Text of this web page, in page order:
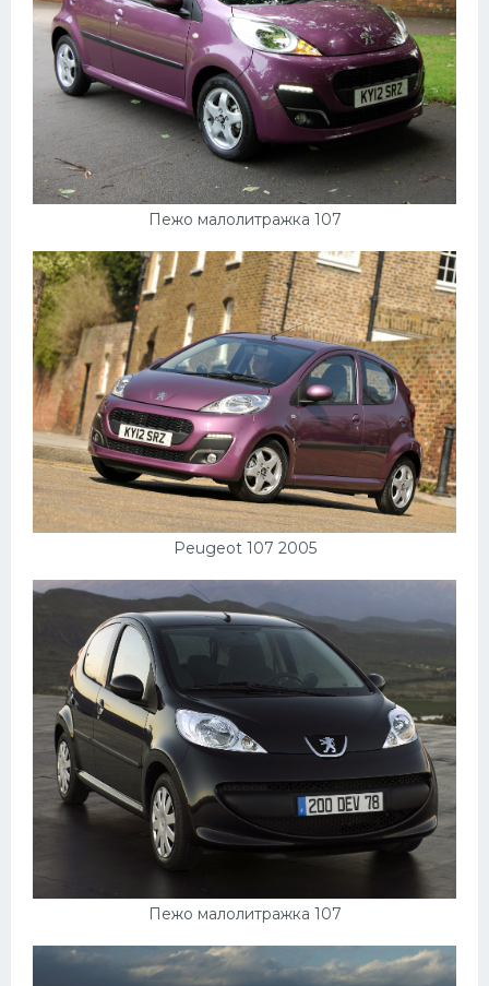
Пежо малолитражка 107
Peugeot 107 2005
Пежо малолитражка 107